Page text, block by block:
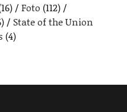
Foto (112)
State of the Union
(4)